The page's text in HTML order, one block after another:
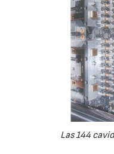
Las 144